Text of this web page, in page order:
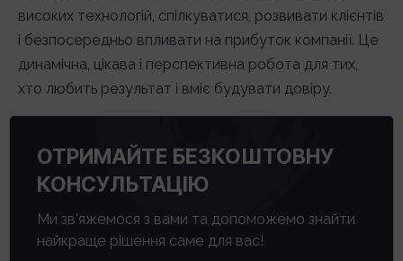
високих технологій, спілкуватися, розвивати клієнтів
і безпосередньо впливати на прибуток компанії. Це
динамічна, цікава і перспективна робота для тих,
хто любить результат і вміє будувати довіру.
ОТРИМАЙТЕ БЕЗКОШТОВНУ
КОНСУЛЬТАЦІЮ
Ми зв'яжемося з вами та допоможемо знайти
найкраще рішення саме для вас!